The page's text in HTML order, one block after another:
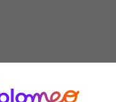
alternance